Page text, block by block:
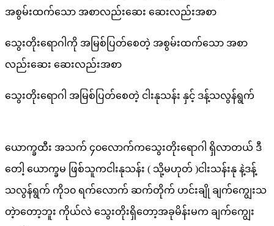
အစွမ်းထက်သော အစာလည်းဆေး ဆေးလည်းအစာ
သွေးတိုးရောဂါကို အမြစ်ပြတ်စေတဲ့ အစွမ်းထက်သော အစာ
လည်းဆေး ဆေးလည်းအစာ
သွေးတိုးရောဂါ အမြစ်ပြတ်စေတဲ့ ငါးနုသန်း နှင့် ဒန့်သလွန်ရွက်
ယောက္ခထီး အသက် ၄၀လောက်ကသွေးတိုးရောဂါ ရှိလာတယ် ဒီ
တေါ့ ယောက္ခမ ဖြစ်သူကငါးနုသန်း ( သို့မဟုတ် )ငါးသန်းနု နဲ့ဒန့်
သလွန်ရွက် ကို၁၀ ရက်လောက် ဆက်တိုက် ဟင်းချို ချက်ကျွေးသ
တဲ့ာတော့ဘူး ကိုယ်လဲ သွေးတိုးရှိတော့အခုမိန်းမက ချက်ကျွေး